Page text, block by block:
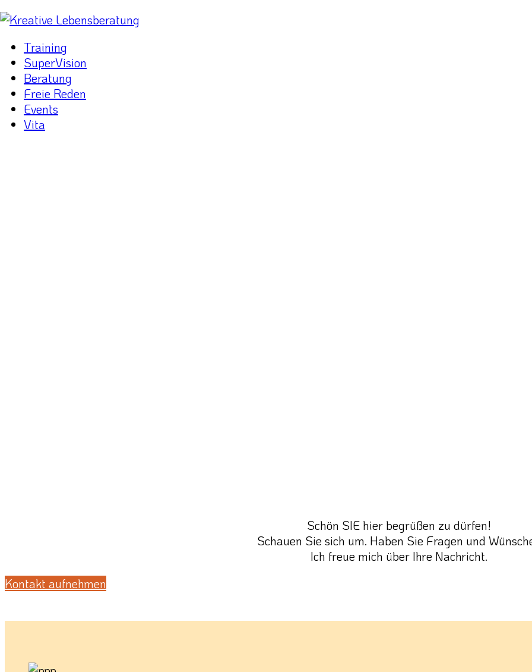
Training
SuperVision
Beratung
Freie Reden
Events
Vita
Schön SIE hier begrüßen zu dürfen!
Schauen Sie sich um. Haben Sie Fragen und
Ich freue mich über Ihre Nachricht.
Kontakt aufnehmen